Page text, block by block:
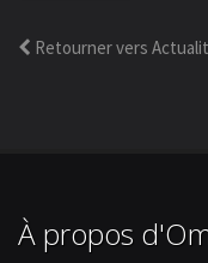
Retourner vers
À propos